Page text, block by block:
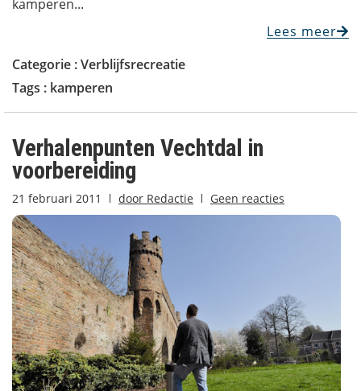
kamperen...
Lees meer
Categorie :Verblijfsrecreatie
Tags : kamperen
Verhalenpunten Vechtdal in
voorbereiding
21 februari 2011 door Redactie Geen reacties